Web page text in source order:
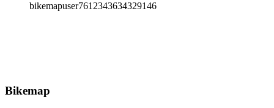
bikemapuser7612343634329146
Bikemap